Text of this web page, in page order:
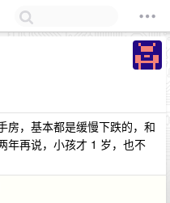
房，基本都是缓慢下跌的，和
年再说，小孩才 1 岁，也不